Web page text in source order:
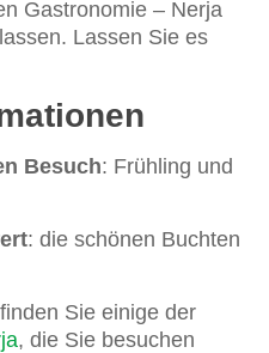
Gastronomie – Nerja
Lassen Sie es
Besuch: Frühling und
: die schönen Buchten
Sie einige der
, die Sie besuchen